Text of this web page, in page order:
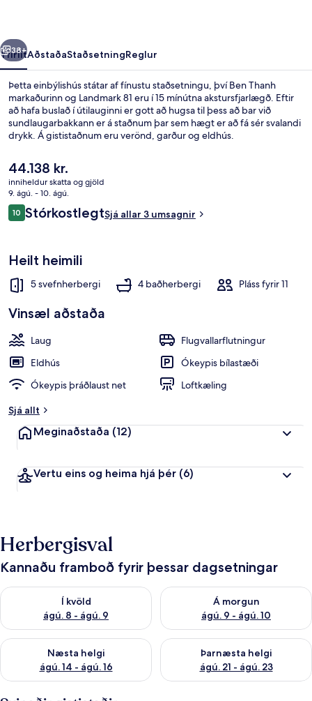
Næsta
38+
YfirlitAðstaðaStaðsetningReglur
Þetta einbýlishús státar af fínustu staðsetningu, því Ben Thanh
markaðurinn og Landmark 81 eru í 15 mínútna akstursfjarlægð. Eftir
að hafa buslað í útilauginni er gott að hugsa til þess að bar við
sundlaugarbakkann er á staðnum þar sem hægt er að fá sér svalandi
drykk. Á gististaðnum eru verönd, garður og eldhús.
Núverandi
verð
er
44.138 kr.
44.138 kr.
inniheldur skatta og gjöld
9. ágú. - 10. ágú.
Umsagnir
1010 af 10
StórkostlegtSjá allar 3 umsagnir
Heilt heimili
5 svefnherbergi 4 baðherbergi Pláss fyrir 11
Vinsæl aðstaða
Laug
Flugvallarflutningur
Eldhús
Ókeypis bílastæði
Ókeypis þráðlaust net
Loftkæling
Sjá allt
Meginaðstaða (12)
Vertu eins og heima hjá þér (6)
Herbergisval
Kannaðu framboð fyrir þessar dagsetningar
Í kvöld
ágú. 8 - ágú. 9
Athuga framboð í kvöld ágú. 8 - ágú. 9
Á morgun
ágú. 9 - ágú. 10
Athuga framboð á morgun
Næsta helgi
ágú. 14 - ágú. 16
Athuga framboð næstu helgi ágú. 14 - ágú. 16
Þarnæsta helgi
ágú. 21 - ágú. 23
Athuga framboð þarnæstu